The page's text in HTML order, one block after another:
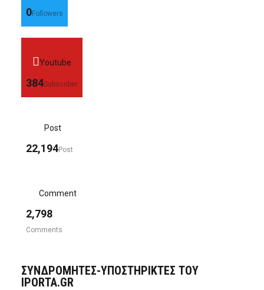
0Followers
Youtube
384Subscriber
Post
22,194Post
Comment
2,798
Comments
ΣΥΝΔΡΟΜΗΤΈΣ-ΥΠΟΣΤΗΡΙΚΤΈΣ ΤΟΥ
IPORTA.GR